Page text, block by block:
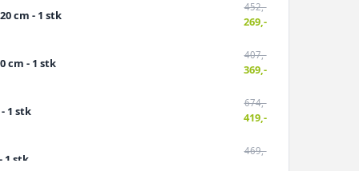
cm - 1 stk
452,-
269,-
cm - 1 stk
407,-
369,-
1 stk
674,-
419,-
1 stk
469,-